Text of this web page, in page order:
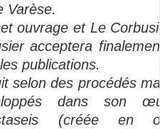
Varèse.
ouvrage et Le
acceptera
publications.
selon des procédés
dans son
(créée en